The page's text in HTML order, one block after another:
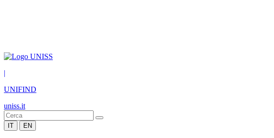
|
UNIFIND
uniss.it
IT EN